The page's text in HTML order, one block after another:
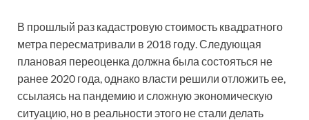
В прошлый раз кадастровую стоимость квадратного
метра пересматривали в 2018 году. Следующая
плановая переоценка должна была состояться не
ранее 2020 года, однако власти решили отложить ее,
ссылаясь на пандемию и сложную экономическую
ситуацию, но в реальности этого не стали делать